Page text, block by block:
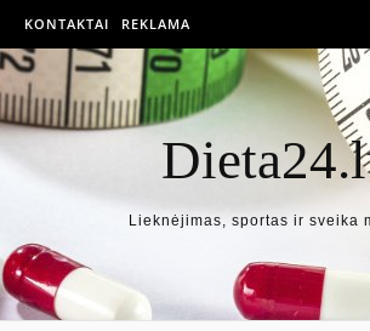
KONTAKTAI REKLAMA
Lieknėjimas, sportas ir sveika